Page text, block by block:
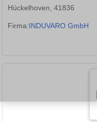
Hückelhoven, 41836
Firma:INDUVARO GmbH